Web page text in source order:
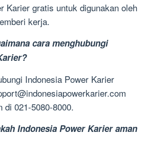
Karier gratis untuk digunakan oleh
kerja.
cara menghubungi
Indonesia Power Karier
di 021-5080-8000.
Indonesia Power Karier aman